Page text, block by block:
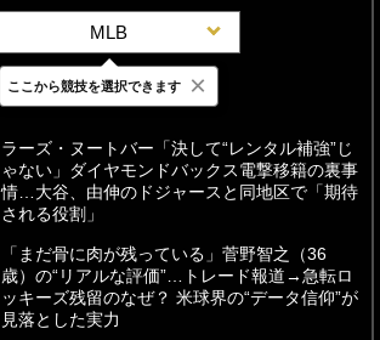
MLB
最新 24時間 週間
ラーズ・ヌートバー「決して“レンタル補強”じ
ゃない」ダイヤモンドバックス電撃移籍の裏事
情…大谷、由伸のドジャースと同地区で「期待
される役割」
「まだ骨に肉が残っている」菅野智之（36
歳）の“リアルな評価”…トレード報道→急転ロ
ッキーズ残留のなぜ？ 米球界の“データ信仰”が
見落とした実力
ここから競技を選択できます ×